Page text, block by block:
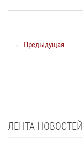
← Предыдущая
ЛЕНТА НОВОСТЕЙ